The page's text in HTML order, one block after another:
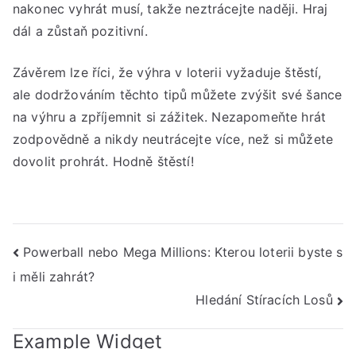
nakonec vyhrát musí, takže neztrácejte naději. Hraj
dál a zůstaň pozitivní.
Závěrem lze říci, že výhra v loterii vyžaduje štěstí,
ale dodržováním těchto tipů můžete zvýšit své šance
na výhru a zpříjemnit si zážitek. Nezapomeňte hrát
zodpovědně a nikdy neutrácejte více, než si můžete
dovolit prohrát. Hodně štěstí!
Navigace
pro
příspěvek
Powerball nebo Mega Millions: Kterou loterii byste s
i měli zahrát?
Hledání Stíracích Losů
Example Widget